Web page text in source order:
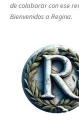
de colaborar con ese
Bienvenidos a Regina.